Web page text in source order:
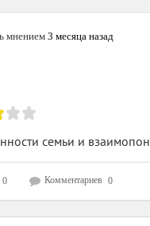
мнением3 месяца назад
семьи и
0 Комментариев 0